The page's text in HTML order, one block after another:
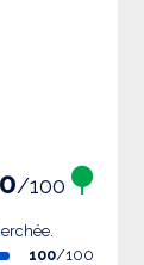
/100
100/100